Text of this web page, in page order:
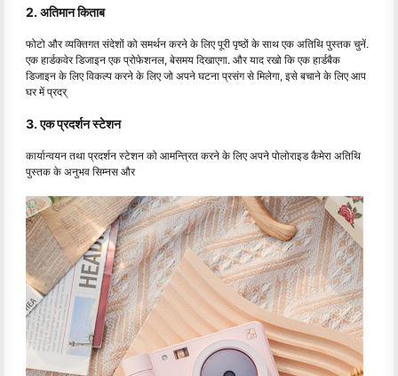
2. अतिमान किताब
फोटो और व्यक्तिगत संदेशों को समर्थन करने के लिए पूरी पृष्ठों के साथ एक अतिथि पुस्तक चुनें.
एक हार्डकवेर डिजाइन एक प्रोफेशनल, बेसमय दिखाएगा. और याद रखो कि एक हार्डबैक
डिजाइन के लिए विकल्प करने के लिए जो अपने घटना प्रसंग से मिलेगा, इसे बचाने के लिए आप
घर में प्रदर्
3. एक प्रदर्शन स्टेशन
कार्यान्वयन तथा प्रदर्शन स्टेशन को आमन्त्रित करने के लिए अपने पोलोराइड कैमेरा अतिथि
पुस्तक के अनुभव सिम्नस और